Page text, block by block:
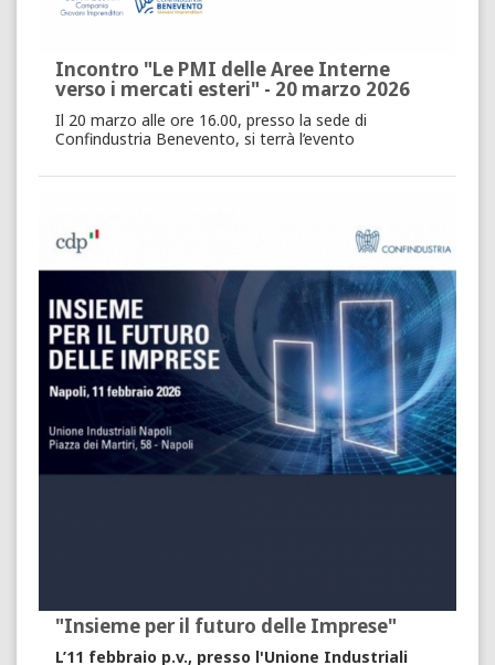
Incontro "Le PMI delle Aree Interne
verso i mercati esteri" - 20 marzo 2026
Il 20 marzo alle ore 16.00, presso la sede di
Confindustria Benevento, si terrà l’evento
"Insieme per il futuro delle Imprese"
L’11 febbraio p.v., presso l'Unione Industriali